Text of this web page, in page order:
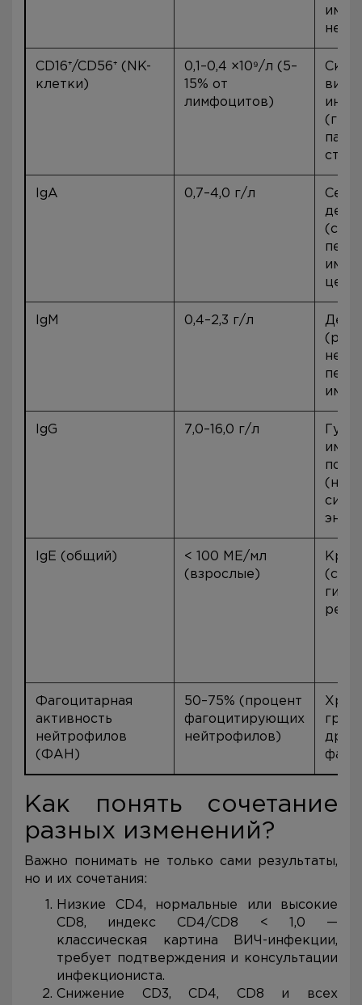
CD16⁺/CD56⁺ (NK-
клетки)
0,1–0,4 ×10⁹/л (5–
15% от
лимфоцитов)
IgA 0,7–4,0 г/л
IgM 0,4–2,3 г/л
IgG 7,0–16,0 г/л
IgE (общий)
< 100 МЕ/мл
(взрослые)
Фагоцитарная
активность
нейтрофилов
(ФАН)
50–75% (процент
фагоцитирующих
нейтрофилов)
Как понять сочетание
разных изменений?
Важно понимать не только сами результаты,
но и их сочетания:
Низкие CD4, нормальные или высокие
CD8, индекс CD4/CD8 < 1,0 —
классическая картина ВИЧ-инфекции,
требует подтверждения и консультации
инфекциониста.
Снижение CD3, CD4, CD8 и всех